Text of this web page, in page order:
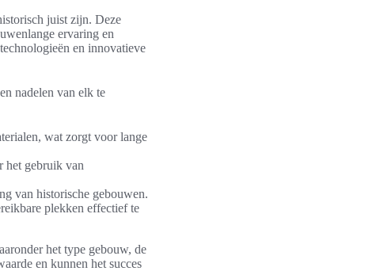
juist zijn. Deze
ervaring en
en innovatieve
nadelen van elk te
wat zorgt voor lange
het gebruik van
van historische gebouwen.
plekken effectief te
het type gebouw, de
en kunnen het succes